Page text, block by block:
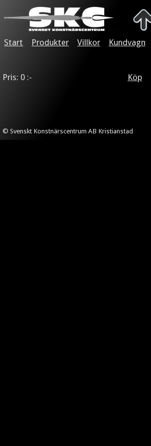
Start Produkter Villkor
Kundvagn
Pris: 0 :-
Köp
© Svenskt Konstnärscentrum AB Kristianstad